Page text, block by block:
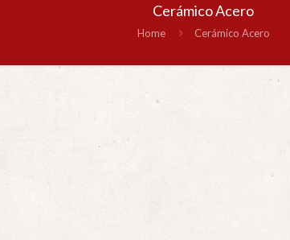
Cerámico Acero
Home Cerámico Acero